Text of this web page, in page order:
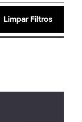
Limpar Filtros